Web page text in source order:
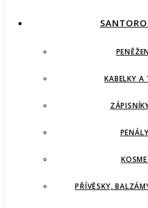
KABELKY A
PŘÍVĚSKY,